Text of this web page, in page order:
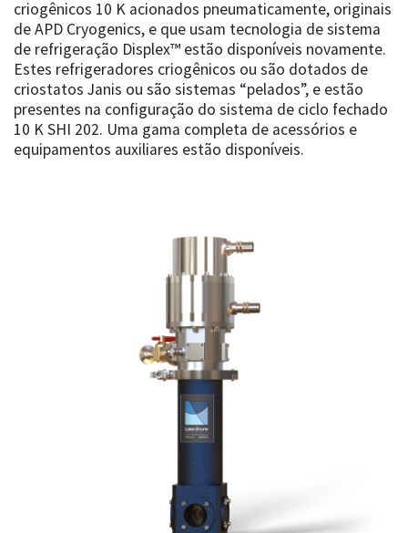
criogênicos 10 K acionados pneumaticamente, originais
de APD Cryogenics, e que usam tecnologia de sistema
de refrigeração Displex™ estão disponíveis novamente.
Estes refrigeradores criogênicos ou são dotados de
criostatos Janis ou são sistemas “pelados”, e estão
presentes na configuração do sistema de ciclo fechado
10 K SHI 202. Uma gama completa de acessórios e
equipamentos auxiliares estão disponíveis.